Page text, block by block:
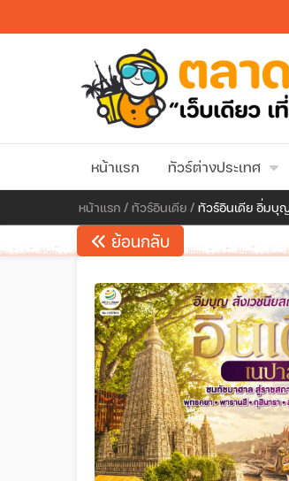
หน้าแรก ทัวร์ต่างประเทศ
หน้าแรก / ทัวร์อินเดีย / ทัวร์อินเดีย อิ่มบุ
ย้อนกลับ